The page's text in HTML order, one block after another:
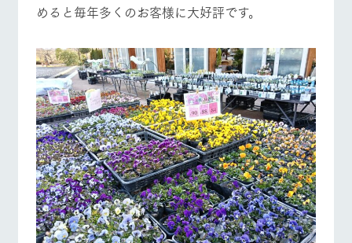
めると毎年多くのお客様に大好評です。